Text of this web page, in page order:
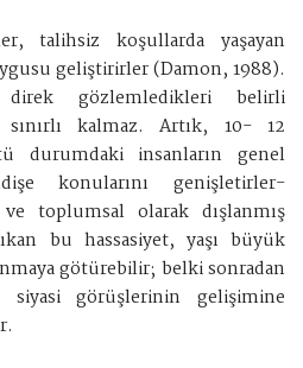
talihsiz koşullarda yaşayan
geliştirirler (Damon, 1988).
direk gözlemledikleri belirli
sınırlı kalmaz. Artık, 10- 12
durumdaki insanların genel
konularını genişletirler-
toplumsal olarak dışlanmış
bu hassasiyet, yaşı büyük
götürebilir; belki sonradan
görüşlerinin gelişimine